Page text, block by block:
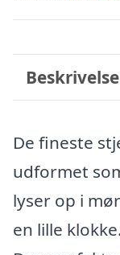
Beskrivelse
De fineste
udformet
lyser op i
en lille klokke.